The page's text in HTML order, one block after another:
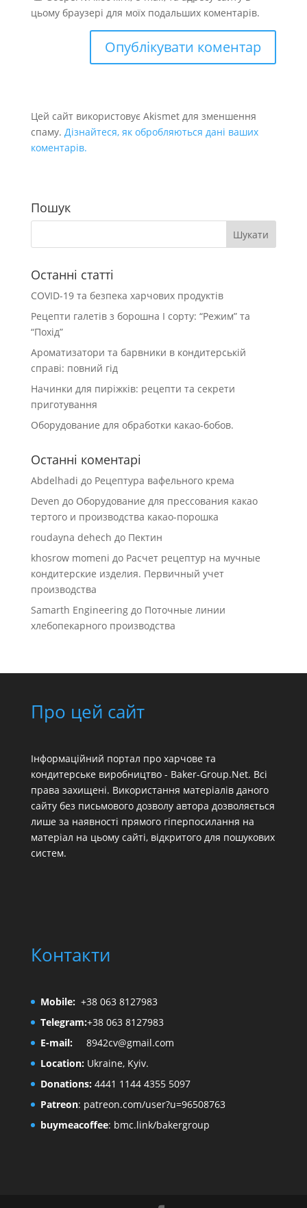
цьому браузері для моїх подальших коментарів.
Цей сайт використовує Akismet для зменшення
спаму. Дізнайтеся, як обробляються дані ваших
коментарів.
Пошук
Останні статті
COVID-19 та безпека харчових продуктів
Рецепти галетів з борошна І сорту: “Режим” та
“Похід”
Ароматизатори та барвники в кондитерській
справі: повний гід
Начинки для пиріжків: рецепти та секрети
приготування
Оборудование для обработки какао-бобов.
Останні коментарі
Abdelhadi до Рецептура вафельного крема
Deven до Оборудование для прессования какао
тертого и производства какао-порошка
roudayna dehech до Пектин
khosrow momeni до Расчет рецептур на мучные
кондитерские изделия. Первичный учет
производства
Samarth Engineeringдо Поточные линии
хлебопекарного производства
Про цей сайт
Інформаційний портал про харчове та
кондитерське виробництво - Baker-Group.Net. Всі
права захищені. Використання матеріалів даного
сайту без письмового дозволу автора дозволяється
лише за наявності прямого гіперпосилання на
матеріал на цьому сайті, відкритого для пошукових
систем.
Контакти
Mobile: +38 063 8127983
Telegram:+38 063 8127983
E-mail:
8942cv@gmail.com
Location:Ukraine, Kyiv.
Donations:4441 1144 4355 5097
Patreon: patreon.com/user?u=96508763
buymeacoffee: bmc.link/bakergroup